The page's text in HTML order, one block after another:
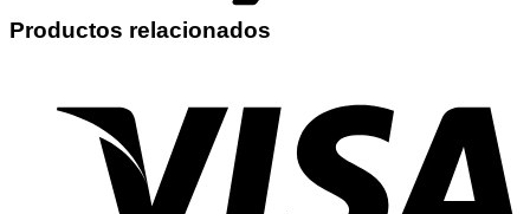
Productos relacionados